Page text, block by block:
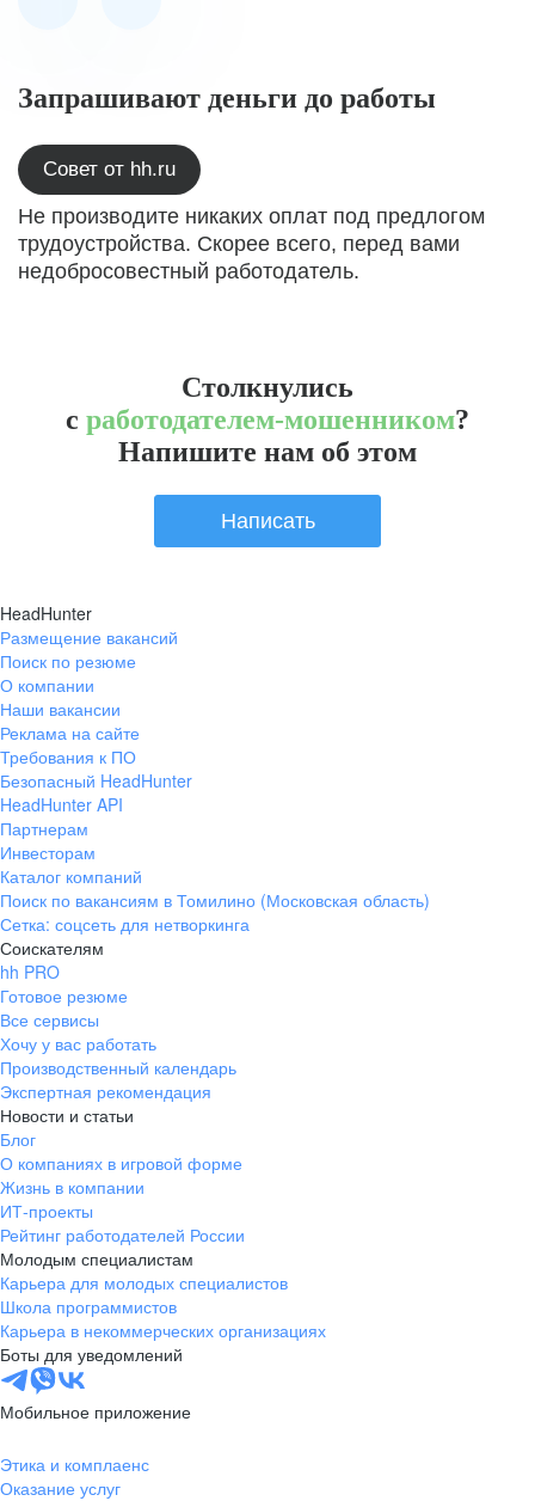
Запрашивают деньги до работы
Совет от hh.ru
Не производите никаких оплат под предлогом
трудоустройства. Скорее всего, перед вами
недобросовестный работодатель.
Столкнулись
с работодателем-мошенником?
Напишите нам об этом
Написать
HeadHunter
Размещение вакансий
Поиск по резюме
О компании
Наши вакансии
Реклама на сайте
Требования к ПО
Безопасный HeadHunter
HeadHunter API
Партнерам
Инвесторам
Каталог компаний
Поиск по вакансиям в Томилино (Московская область)
Сетка: соцсеть для нетворкинга
Соискателям
hh PRO
Готовое резюме
Все сервисы
Хочу у вас работать
Производственный календарь
Экспертная рекомендация
Новости и статьи
Блог
О компаниях в игровой форме
Жизнь в компании
ИТ-проекты
Рейтинг работодателей России
Молодым специалистам
Карьера для молодых специалистов
Школа программистов
Карьера в некоммерческих организациях
Боты для уведомлений
Мобильное приложение
Этика и комплаенс
Оказание услуг